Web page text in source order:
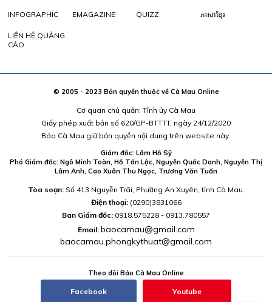
INFOGRAPHIC EMAGAZINE QUIZZ ភាសាខ្មែរ
LIÊN HỆ QUẢNG
CÁO
© 2005 - 2023 Bản quyền thuộc về Cà Mau Online
Cơ quan chủ quản: Tỉnh ủy Cà Mau
Giấy phép xuất bản số 620/GP-BTTTT, ngày 24/12/2020
Báo Cà Mau giữ bản quyền nội dung trên website này.
Giám đốc: Lâm Hồ Sỹ
Phó Giám đốc: Ngô Minh Toàn, Hồ Tấn Lộc, Nguyễn Quốc Danh, Nguyễn Thị
Lâm Anh, Cao Xuân Thu Ngọc, Trương Văn Tuấn
Tòa soạn:Số 413 Nguyễn Trãi, Phường An Xuyên, tỉnh Cà Mau.
Điện thoại: (0290)3831066
Ban Giám đốc: 0918.575228 - 0913.780557
Email: baocamau@gmail.com
baocamau.phongkythuat@gmail.com
Theo dõi Báo Cà Mau Online
Facebook Youtube